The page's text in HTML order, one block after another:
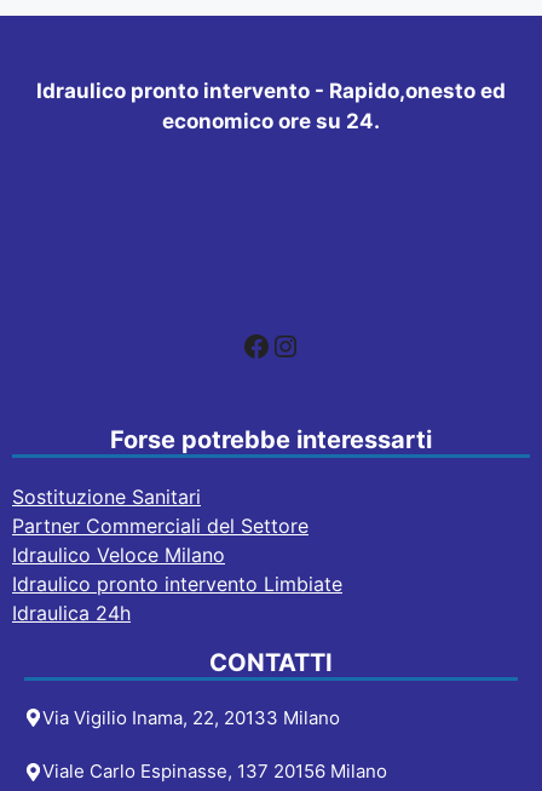
Idraulico pronto intervento - Rapido,onesto ed
economico ore su 24.
Facebook
Instagram
Forse potrebbe interessarti
Sostituzione Sanitari
Partner Commerciali del Settore
Idraulico Veloce Milano
Idraulico pronto intervento Limbiate
Idraulica 24h
CONTATTI
Via Vigilio Inama, 22, 20133 Milano
Viale Carlo Espinasse, 137 20156 Milano